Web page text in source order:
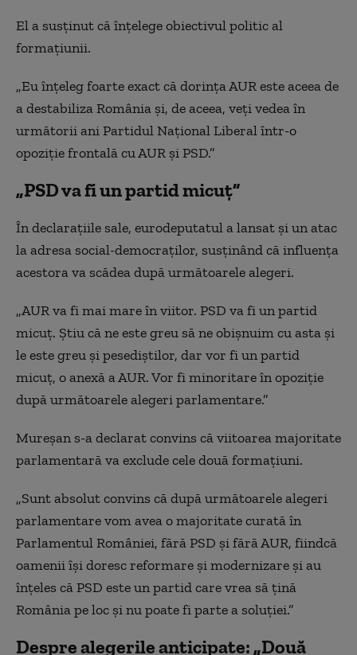
El a susținut că înțelege obiectivul politic al
formațiunii.
„Eu înțeleg foarte exact că dorința AUR este aceea de
a destabiliza România și, de aceea, veți vedea în
următorii ani Partidul Național Liberal într-o
opoziție frontală cu AUR și PSD.”
„PSD va fi un partid micuț”
În declarațiile sale, eurodeputatul a lansat și un atac
la adresa social-democraților, susținând că influența
acestora va scădea după următoarele alegeri.
„AUR va fi mai mare în viitor. PSD va fi un partid
micuț. Știu că ne este greu să ne obișnuim cu asta și
le este greu și pesediștilor, dar vor fi un partid
micuț, o anexă a AUR. Vor fi minoritare în opoziție
după următoarele alegeri parlamentare.”
Mureșan s-a declarat convins că viitoarea majoritate
parlamentară va exclude cele două formațiuni.
„Sunt absolut convins că după următoarele alegeri
parlamentare vom avea o majoritate curată în
Parlamentul României, fără PSD și fără AUR, fiindcă
oamenii își doresc reformare și modernizare și au
înțeles că PSD este un partid care vrea să țină
România pe loc și nu poate fi parte a soluției.”
Despre alegerile anticipate: „Două